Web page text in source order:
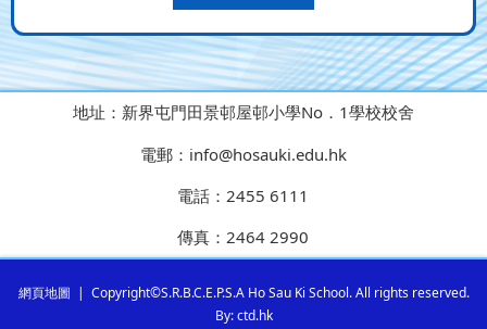
地址： 新界屯門田景邨屋邨小學No．1學校校舍
電郵： info@hosauki.edu.hk
電話： 2455 6111
傳真： 2464 2990
網頁地圖 | Copyright©S.R.B.C.E.P.S.A Ho Sau Ki School. All rights reserved.
By: ctd.hk